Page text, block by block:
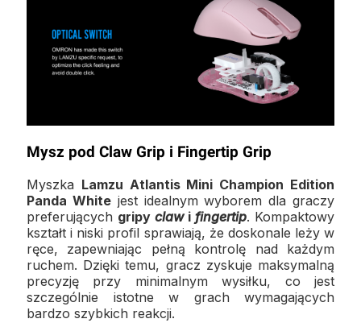
Mysz pod Claw Grip i Fingertip Grip
Myszka Lamzu Atlantis Mini Champion Edition
Panda Whitejest idealnym wyborem dla graczy
preferujących gripy clawi fingertip. Kompaktowy
kształt i niski profil sprawiają, że doskonale leży w
ręce, zapewniając pełną kontrolę nad każdym
ruchem. Dzięki temu, gracz zyskuje maksymalną
precyzję przy minimalnym wysiłku, co jest
szczególnie istotne w grach wymagających
bardzo szybkich reakcji.